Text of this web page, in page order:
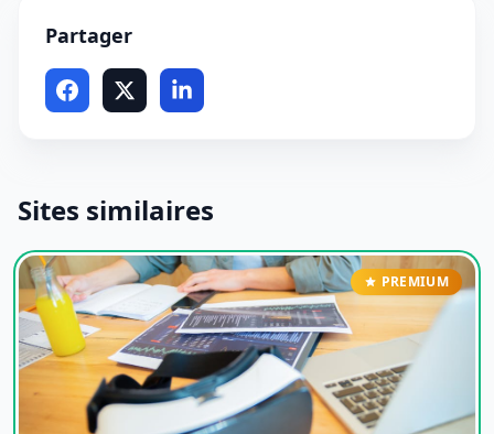
Partager
Sites similaires
PREMIUM